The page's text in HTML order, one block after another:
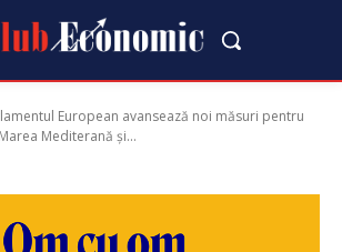
European avansează noi măsuri pentru
Mediterană și...